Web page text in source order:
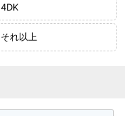
4DK
それ以上